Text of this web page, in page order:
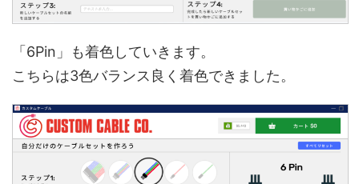
「6Pin」も着色していきます。
こちらは3色バランス良く着色できました。